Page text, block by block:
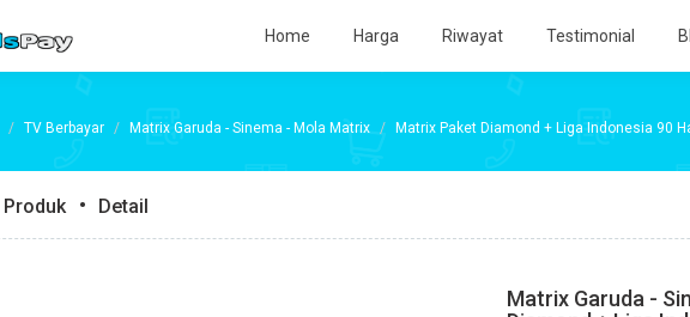
Home Harga Riwayat Testimonial
TV Berbayar Matrix Garuda - Sinema - Mola Matrix Matrix Paket Diamond + Liga Indonesia 90
Produk Detail
Matrix Garuda -